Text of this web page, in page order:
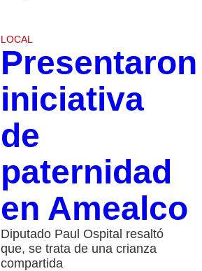
LOCAL
Presentaron
iniciativa
de
paternidad
en Amealco
Diputado Paul Ospital resaltó
que, se trata de una crianza
compartida